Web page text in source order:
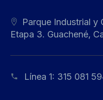
Parque Industrial y
Etapa 3. Guachené,
Línea 1: 315 081